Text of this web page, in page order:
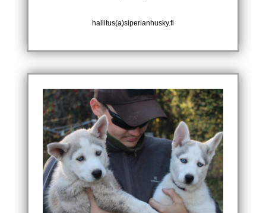
hallitus(a)siperianhusky.fi